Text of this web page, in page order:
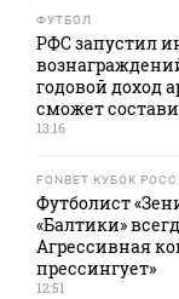
ФУТБОЛ
РФС запустил
годовой доход
сможет
13:16
FONBET КУБОК
Футболист
«Балтики»
Агрессивная
прессингует»
12:51